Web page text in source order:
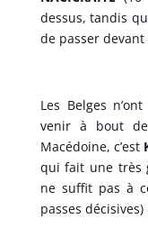
dessus, tandis
de passer
Les Belges
venir à bout
Macédoine, c’est
qui fait une très
ne suffit pas à
passes